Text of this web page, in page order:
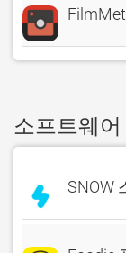
소프트웨어
SNOW